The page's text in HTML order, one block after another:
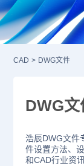
CAD > DWG文件
DWG文
浩辰DWG文件
件设置方法、
和CAD行业资